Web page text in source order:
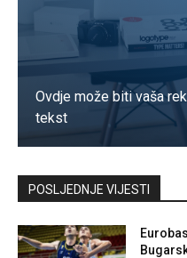
Ovdje može biti vaša
tekst
Kontaktirajte nas
POSLJEDNJE VIJESTI